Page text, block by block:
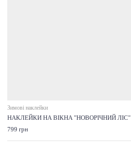
Зимові наклейки
НАКЛЕЙКИ НА ВІКНА "НОВОРІЧНИЙ ЛІС"
799 грн